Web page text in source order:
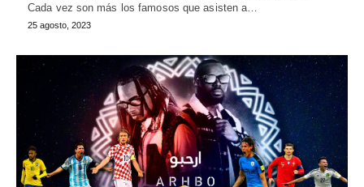
Cada vez son más los famosos que asisten a…
25 agosto, 2023